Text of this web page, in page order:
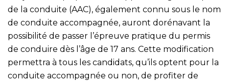
de la conduite (AAC), également connu sous le nom
de conduite accompagnée, auront dorénavant la
possibilité de passer l’épreuve pratique du permis
de conduire dès l’âge de 17 ans. Cette modification
permettra à tous les candidats, qu’ils optent pour la
conduite accompagnée ou non, de profiter de